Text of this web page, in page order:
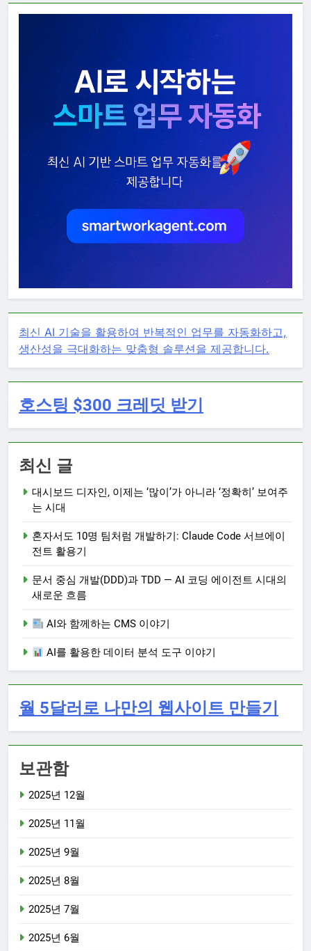
최신 AI 기술을 활용하여 반복적인 업무를 자동화하고,
생산성을 극대화하는 맞춤형 솔루션을 제공합니다.
호스팅 $300 크레딧 받기
최신 글
대시보드 디자인, 이제는 ‘많이’가 아니라 ‘정확히’ 보여주
는 시대
혼자서도 10명 팀처럼 개발하기: Claude Code 서브에이
전트 활용기
문서 중심 개발(DDD)과 TDD — AI 코딩 에이전트 시대의
새로운 흐름
AI와 함께하는 CMS 이야기
AI를 활용한 데이터 분석 도구 이야기
월 5달러로 나만의 웹사이트 만들기
보관함
2025년 12월
2025년 11월
2025년 9월
2025년 8월
2025년 7월
2025년 6월